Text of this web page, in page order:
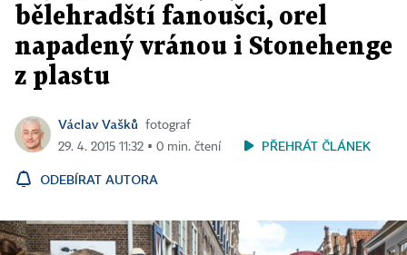
bělehradští fanoušci, orel
napadený vránou i Stonehenge
z plastu
Václav Vašků
fotograf
29. 4. 2015 11:32 ▪ 0 min. čtení
PŘEHRÁT ČLÁNEK
ODEBÍRAT AUTORA